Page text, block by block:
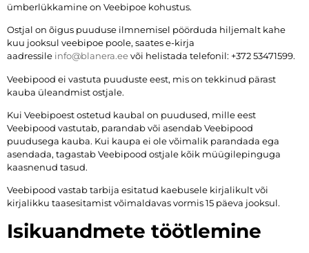
ümberlükkamine on Veebipoe kohustus.
Ostjal on õigus puuduse ilmnemisel pöörduda hiljemalt kahe
kuu jooksul veebipoe poole, saates e-kirja
aadressile info@blanera.eevõi helistada telefonil: +372 53471599.
Veebipood ei vastuta puuduste eest, mis on tekkinud pärast
kauba üleandmist ostjale.
Kui Veebipoest ostetud kaubal on puudused, mille eest
Veebipood vastutab, parandab või asendab Veebipood
puudusega kauba. Kui kaupa ei ole võimalik parandada ega
asendada, tagastab Veebipood ostjale kõik müügilepinguga
kaasnenud tasud.
Veebipood vastab tarbija esitatud kaebusele kirjalikult või
kirjalikku taasesitamist võimaldavas vormis 15 päeva jooksul.
Isikuandmete töötlemine